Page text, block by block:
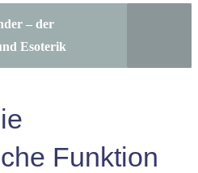
– der
Esoterik
Funktion